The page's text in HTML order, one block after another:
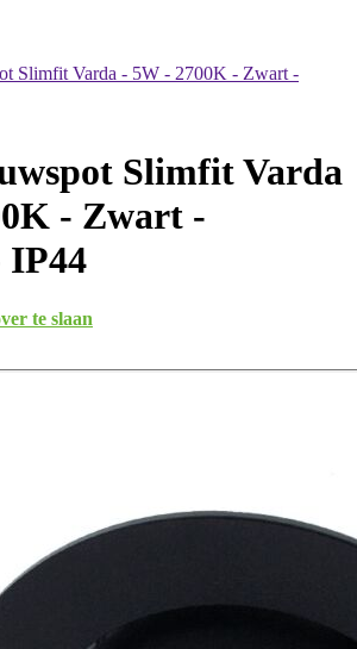
Slimfit Varda - 5W - 2700K - Zwart -
Slimfit Varda
- Zwart -
IP44
te slaan